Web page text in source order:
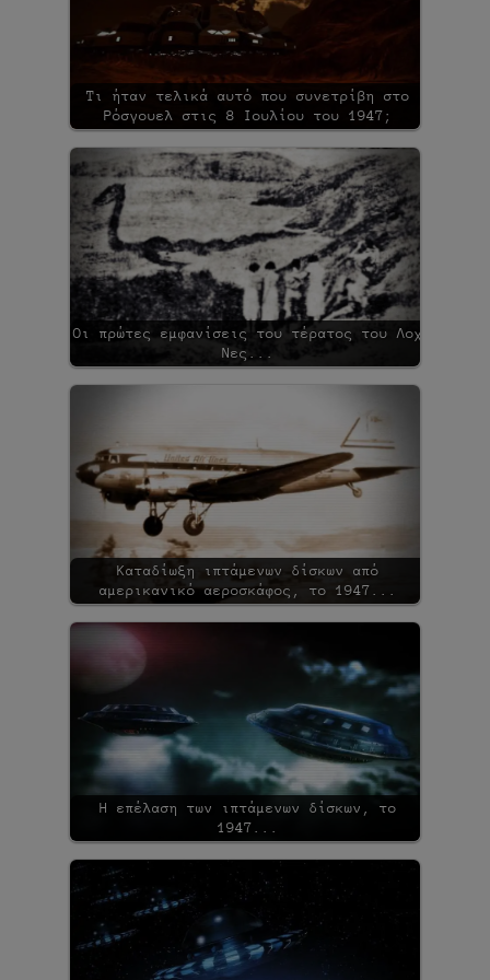
Τι ήταν τελικά αυτό που συνετρίβη στο
Ρόσγουελ στις 8 Ιουλίου του 1947;
Οι πρώτες εμφανίσεις του τέρατος του Λοχ
Νες...
Καταδίωξη ιπτάμενων δίσκων από
αμερικανικό αεροσκάφος, το 1947...
Η επέλαση των ιπτάμενων δίσκων, το
1947...